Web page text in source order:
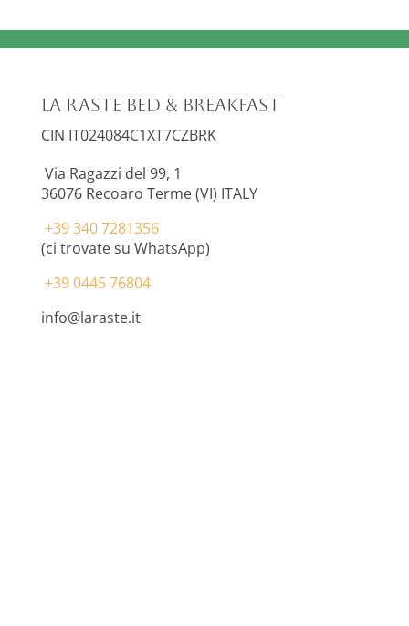
La Raste Bed & Breakfast
CIN IT024084C1XT7CZBRK
Via Ragazzi del 99, 1
36076 Recoaro Terme (VI) ITALY
+39 340 7281356
(ci trovate su WhatsApp)
+39 0445 76804
info@laraste.it